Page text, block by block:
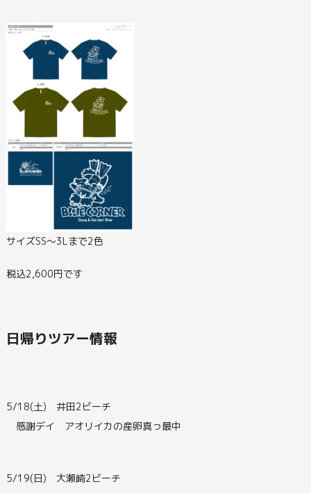
サイズSS～3Lまで2色
税込2,600円です
日帰りツアー情報
5/18(土) 井田2ビーチ
感謝デイ アオリイカの産卵真っ最中
5/19(日) 大瀬崎2ビーチ